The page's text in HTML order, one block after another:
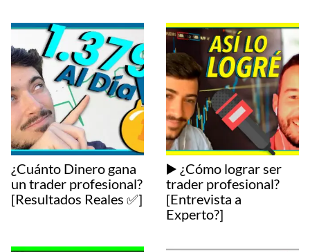
¿Cuánto Dinero gana
un trader profesional?
[Resultados Reales ✅]
▶️ ¿Cómo lograr ser
trader profesional?
[Entrevista a
Experto?️]